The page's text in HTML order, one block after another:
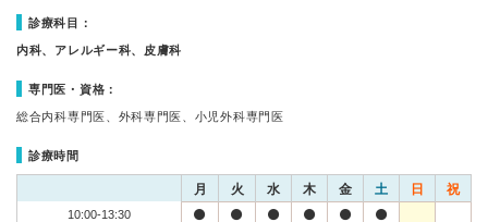
診療科目：
内科、アレルギー科、皮膚科
専門医・資格：
総合内科専門医、外科専門医、小児外科専門医
診療時間
月 火 水 木 金 土 日 祝
10:00-13:30